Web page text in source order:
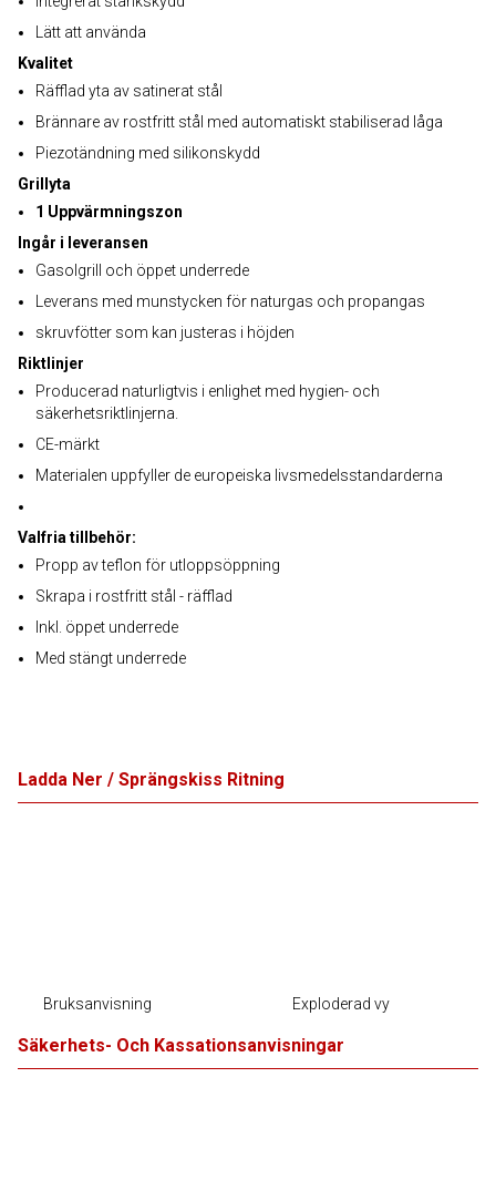
Lätt att använda
Kvalitet
Räfflad yta av satinerat stål
Brännare av rostfritt stål med automatiskt stabiliserad låga
Piezotändning med silikonskydd
Grillyta
1 Uppvärmningszon
Ingår i leveransen
Gasolgrill och öppet underrede
Leverans med munstycken för naturgas och propangas
skruvfötter som kan justeras i höjden
Riktlinjer
Producerad naturligtvis i enlighet med hygien- och
säkerhetsriktlinjerna.
CE-märkt
Materialen uppfyller de europeiska livsmedelsstandarderna
Valfria tillbehör:
Propp av teflon för utloppsöppning
Skrapa i rostfritt stål - räfflad
Inkl. öppet underrede
Med stängt underrede
Ladda Ner / Sprängskiss Ritning
Bruksanvisning Exploderad vy
Säkerhets- Och Kassationsanvisningar